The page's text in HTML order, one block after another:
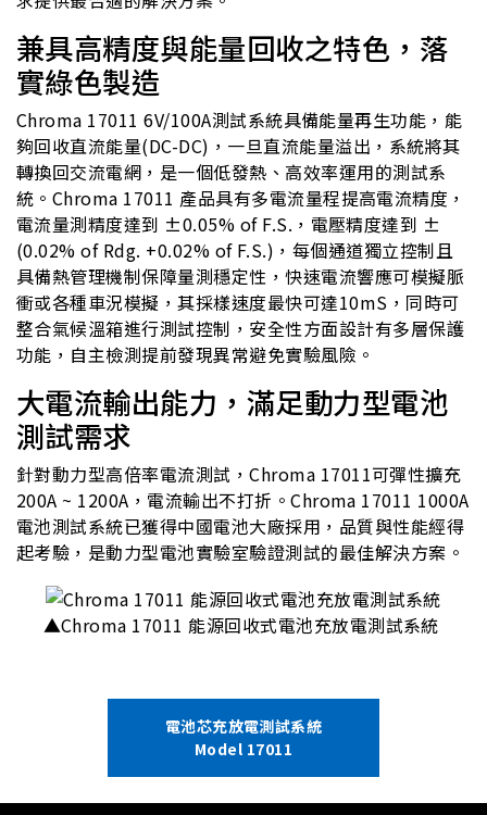
兼具高精度與能量回收之特色，落
實綠色製造
Chroma 17011 6V/100A測試系統具備能量再生功能，能
夠回收直流能量(DC-DC)，一旦直流能量溢出，系統將其
轉換回交流電網，是一個低發熱、高效率運用的測試系
統。Chroma 17011 產品具有多電流量程提高電流精度，
電流量測精度達到 ±0.05% of F.S.，電壓精度達到 ±
(0.02% of Rdg. +0.02% of F.S.)，每個通道獨立控制且
具備熱管理機制保障量測穩定性，快速電流響應可模擬脈
衝或各種車況模擬，其採樣速度最快可達10mS，同時可
整合氣候溫箱進行測試控制，安全性方面設計有多層保護
功能，自主檢測提前發現異常避免實驗風險。
大電流輸出能力，滿足動力型電池
測試需求
針對動力型高倍率電流測試，Chroma 17011可彈性擴充
200A ~ 1200A，電流輸出不打折。Chroma 17011 1000A
電池測試系統已獲得中國電池大廠採用，品質與性能經得
起考驗，是動力型電池實驗室驗證測試的最佳解決方案。
▲Chroma 17011 能源回收式電池充放電測試系統
電池芯充放電測試系統
Model 17011